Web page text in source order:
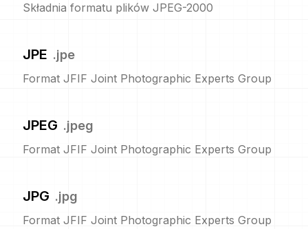
Składnia formatu plików JPEG-2000
JPE .jpe
Format JFIF Joint Photographic Experts Group
JPEG .jpeg
Format JFIF Joint Photographic Experts Group
JPG .jpg
Format JFIF Joint Photographic Experts Group